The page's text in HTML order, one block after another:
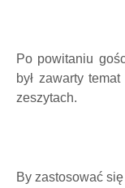
Po powitaniu
był zawarty
zeszytach.
By zastosować